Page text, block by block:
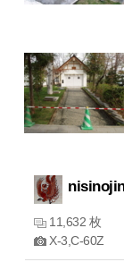
11,632 枚
X-3,C-60Z